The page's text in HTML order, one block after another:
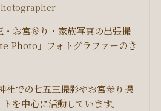
お宮参り・家族写真の出張撮
Photo」フォトグラファーのき
社での七五三撮影やお宮参り撮
を中心に活動しています。